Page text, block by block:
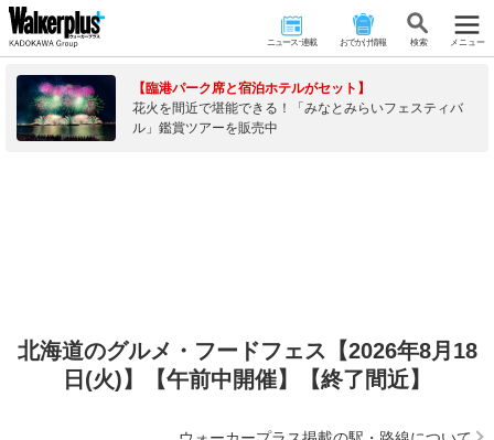
ニュース･連載 おでかけ情報 検 索 メニュー
【臨港パーク席と宿泊ホテルがセット】
花火を間近で堪能できる！「みなとみらいフェスティバ
ル」鑑賞ツアーを販売中
北海道のグルメ・フードフェス【2026年8月18
日(火)】【午前中開催】【終了間近】